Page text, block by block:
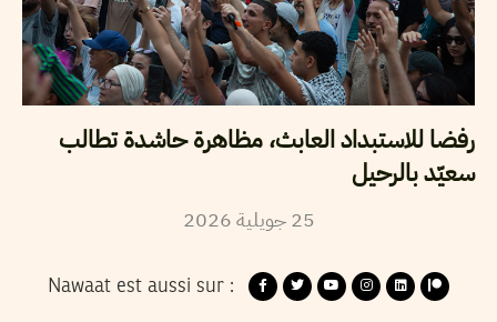
رفضا للاستبداد العابث، مظاهرة حاشدة تطالب
سعيّد بالرحيل
25 جويلية2026
Nawaat est aussi sur :